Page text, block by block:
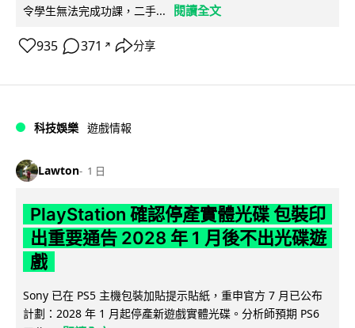
令學生無法完成功課，二手...
閱讀全文
935 371 ↗ 分享
科技娛樂 遊戲情報
Lawton 1 日
PlayStation 確認停產實體光碟 包裝印
出重要通告 2028 年 1 月後不出光碟遊
戲
Sony 已在 PS5 主機包裝加貼提示貼紙，重申官方 7 月已公布
計劃：2028 年 1 月起停產新遊戲實體光碟。分析師預期 PS6